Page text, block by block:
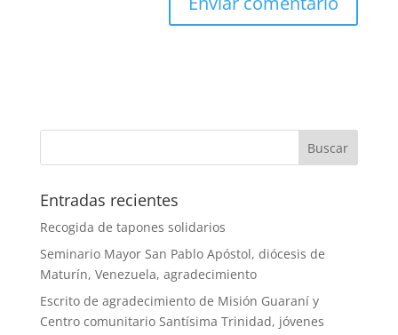
Entradas recientes
Recogida de tapones solidarios
Seminario Mayor San Pablo Apóstol, diócesis de
Maturín, Venezuela, agradecimiento
Escrito de agradecimiento de Misión Guaraní y
Centro comunitario Santísima Trinidad, jóvenes